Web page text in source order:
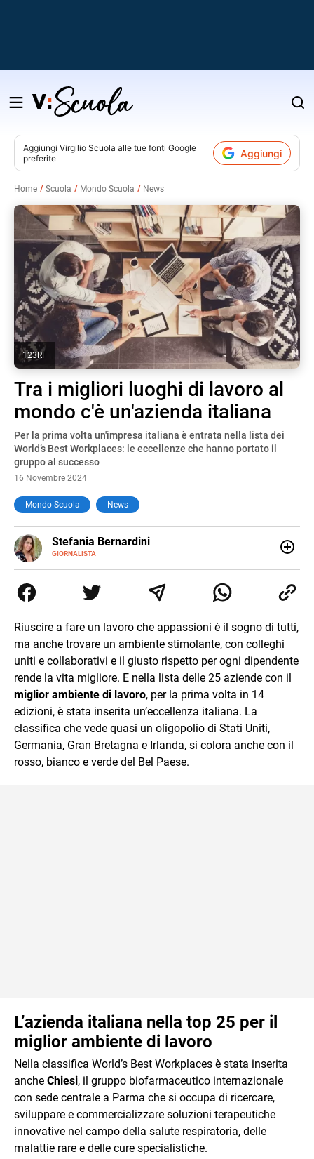
Salta
contenuto
Aggiungi Virgilio Scuola alle tue fonti Google
preferite
Aggiungi
Home Scuola Mondo Scuola News
123RF
Tra i migliori luoghi di lavoro al
mondo c'è un'azienda italiana
Per la prima volta un'impresa italiana è entrata nella lista dei
World’s Best Workplaces: le eccellenze che hanno portato il
gruppo al successo
16 Novembre 2024
Mondo Scuola News
Stefania Bernardini
GIORNALISTA
E-
MAIL
Tv di cronaca, politica, scuola, economia e spettacolo. Ha
esperienze nella redazione di testate giornalistiche online
Riuscire a fare un lavoro che appassioni è il sogno di tutti,
ma anche trovare un ambiente stimolante, con colleghi
uniti e collaborativi e il giusto rispetto per ogni dipendente
rende la vita migliore. E nella lista delle 25 aziende con il
miglior ambiente di lavoro, per la prima volta in 14
edizioni, è stata inserita un’eccellenza italiana. La
classifica che vede quasi un oligopolio di Stati Uniti,
Germania, Gran Bretagna e Irlanda, si colora anche con il
rosso, bianco e verde del Bel Paese.
L’azienda italiana nella top 25 per il
miglior ambiente di lavoro
Nella classifica World’s Best Workplaces è stata inserita
anche Chiesi, il gruppo biofarmaceutico internazionale
con sede centrale a Parma che si occupa di ricercare,
sviluppare e commercializzare soluzioni terapeutiche
innovative nel campo della salute respiratoria, delle
malattie rare e delle cure specialistiche.